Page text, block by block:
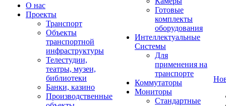
О нас
Проекты
Транспорт
Объекты
транспортной
инфраструктуры
Телестудии,
театры, музеи,
библиотеки
Банки, казино
Производственные
Готовые
комплекты
оборудования
Интеллектуальные
Системы
Для
применения на
транспорте
Коммутаторы
Мониторы
Стандартные